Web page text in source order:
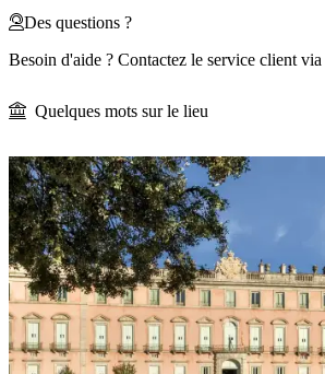
Des questions ?
Besoin d'aide ? Contactez le service client via
Quelques mots sur le lieu